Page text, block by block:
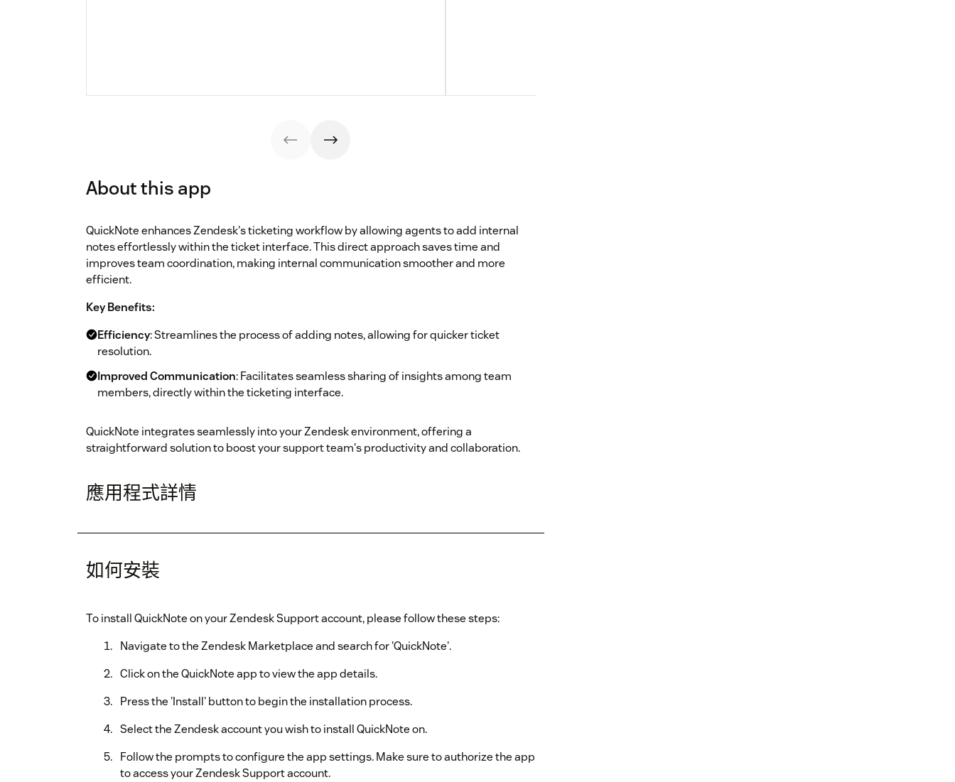
About this app
QuickNote enhances Zendesk's ticketing workflow by allowing agents to add internal
notes effortlessly within the ticket interface. This direct approach saves time and
improves team coordination, making internal communication smoother and more
efficient.
Key Benefits:
Efficiency: Streamlines the process of adding notes, allowing for quicker ticket
resolution.
Improved Communication: Facilitates seamless sharing of insights among team
members, directly within the ticketing interface.
QuickNote integrates seamlessly into your Zendesk environment, offering a
straightforward solution to boost your support team's productivity and collaboration.
應用程式詳情
如何安裝
To install QuickNote on your Zendesk Support account, please follow these steps:
Navigate to the Zendesk Marketplace and search for 'QuickNote'.
Click on the QuickNote app to view the app details.
Press the 'Install' button to begin the installation process.
Select the Zendesk account you wish to install QuickNote on.
Follow the prompts to configure the app settings. Make sure to authorize the app
to access your Zendesk Support account.